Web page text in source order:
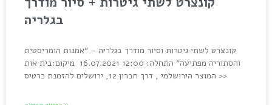
בגלריה
קונצרט לשתי גיטרות וסיור מודרך בגלריה – “אמנות הומריסטית
והסתוריה מפתיעה” התחלה: 12:00 16.07.2021 מיקום:בית אות
המוצר הירושלמי , דרך חברון 12, ירושלים להזמנת כרטיס >>